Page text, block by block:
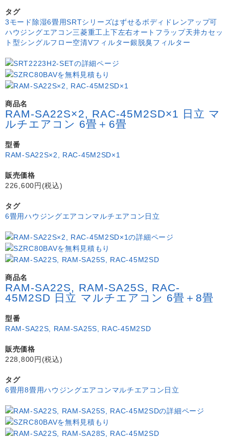
タグ
3モード除湿6畳用SRTシリーズはずせるボディ ドレンアップ可
ハウジングエアコン三菱重工 上下左右オートフラップ天井カセッ
ト型シングルフロー空清Vフィルター銀脱臭フィルター
商品名
RAM-SA22S×2, RAC-45M2SD×1 日立 マ
ルチエアコン 6畳＋6畳
型番
RAM-SA22S×2, RAC-45M2SD×1
販売価格
226,600円(税込)
タグ
6畳用ハウジングエアコンマルチエアコン日立
商品名
RAM-SA22S, RAM-SA25S, RAC-
45M2SD 日立 マルチエアコン 6畳＋8畳
型番
RAM-SA22S, RAM-SA25S, RAC-45M2SD
販売価格
228,800円(税込)
タグ
6畳用8畳用ハウジングエアコンマルチエアコン日立